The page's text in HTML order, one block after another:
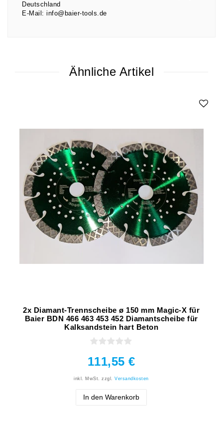
Deutschland
E-Mail: info@baier-tools.de
Ähnliche Artikel
2x Diamant-Trennscheibe ø 150 mm Magic-X für
Baier BDN 466 463 453 452 Diamantscheibe für
Kalksandstein hart Beton
111,55 €
inkl. MwSt. zzgl.Versandkosten
In den Warenkorb